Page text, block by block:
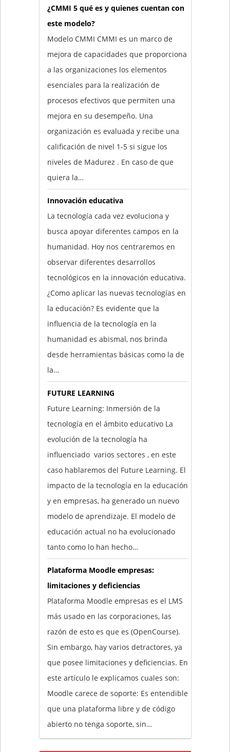
¿CMMI 5 qué es y quienes cuentan con
este modelo?
Modelo CMMI CMMI es un marco de
mejora de capacidades que proporciona
a las organizaciones los elementos
esenciales para la realización de
procesos efectivos que permiten una
mejora en su desempeño. Una
organización es evaluada y recibe una
calificación de nivel 1-5 si sigue los
niveles de Madurez . En caso de que
quiera la…
Innovación educativa
La tecnología cada vez evoluciona y
busca apoyar diferentes campos en la
humanidad. Hoy nos centraremos en
observar diferentes desarrollos
tecnológicos en la innovación educativa.
¿Como aplicar las nuevas tecnologías en
la educación? Es evidente que la
influencia de la tecnología en la
humanidad es abismal, nos brinda
desde herramientas básicas como la de
la…
FUTURE LEARNING
Future Learning: Inmersión de la
tecnología en el ámbito educativo La
evolución de la tecnología ha
influenciado varios sectores , en este
caso hablaremos del Future Learning. El
impacto de la tecnología en la educación
y en empresas, ha generado un nuevo
modelo de aprendizaje. El modelo de
educación actual no ha evolucionado
tanto como lo han hecho…
Plataforma Moodle empresas:
limitaciones y deficiencias
Plataforma Moodle empresas es el LMS
más usado en las corporaciones, las
razón de esto es que es (OpenCourse).
Sin embargo, hay varios detractores, ya
que posee limitaciones y deficiencias. En
este artículo le explicamos cuales son:
Moodle carece de soporte: Es entendible
que una plataforma libre y de código
abierto no tenga soporte, sin…